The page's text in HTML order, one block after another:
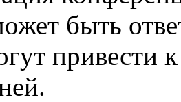
быть
привести